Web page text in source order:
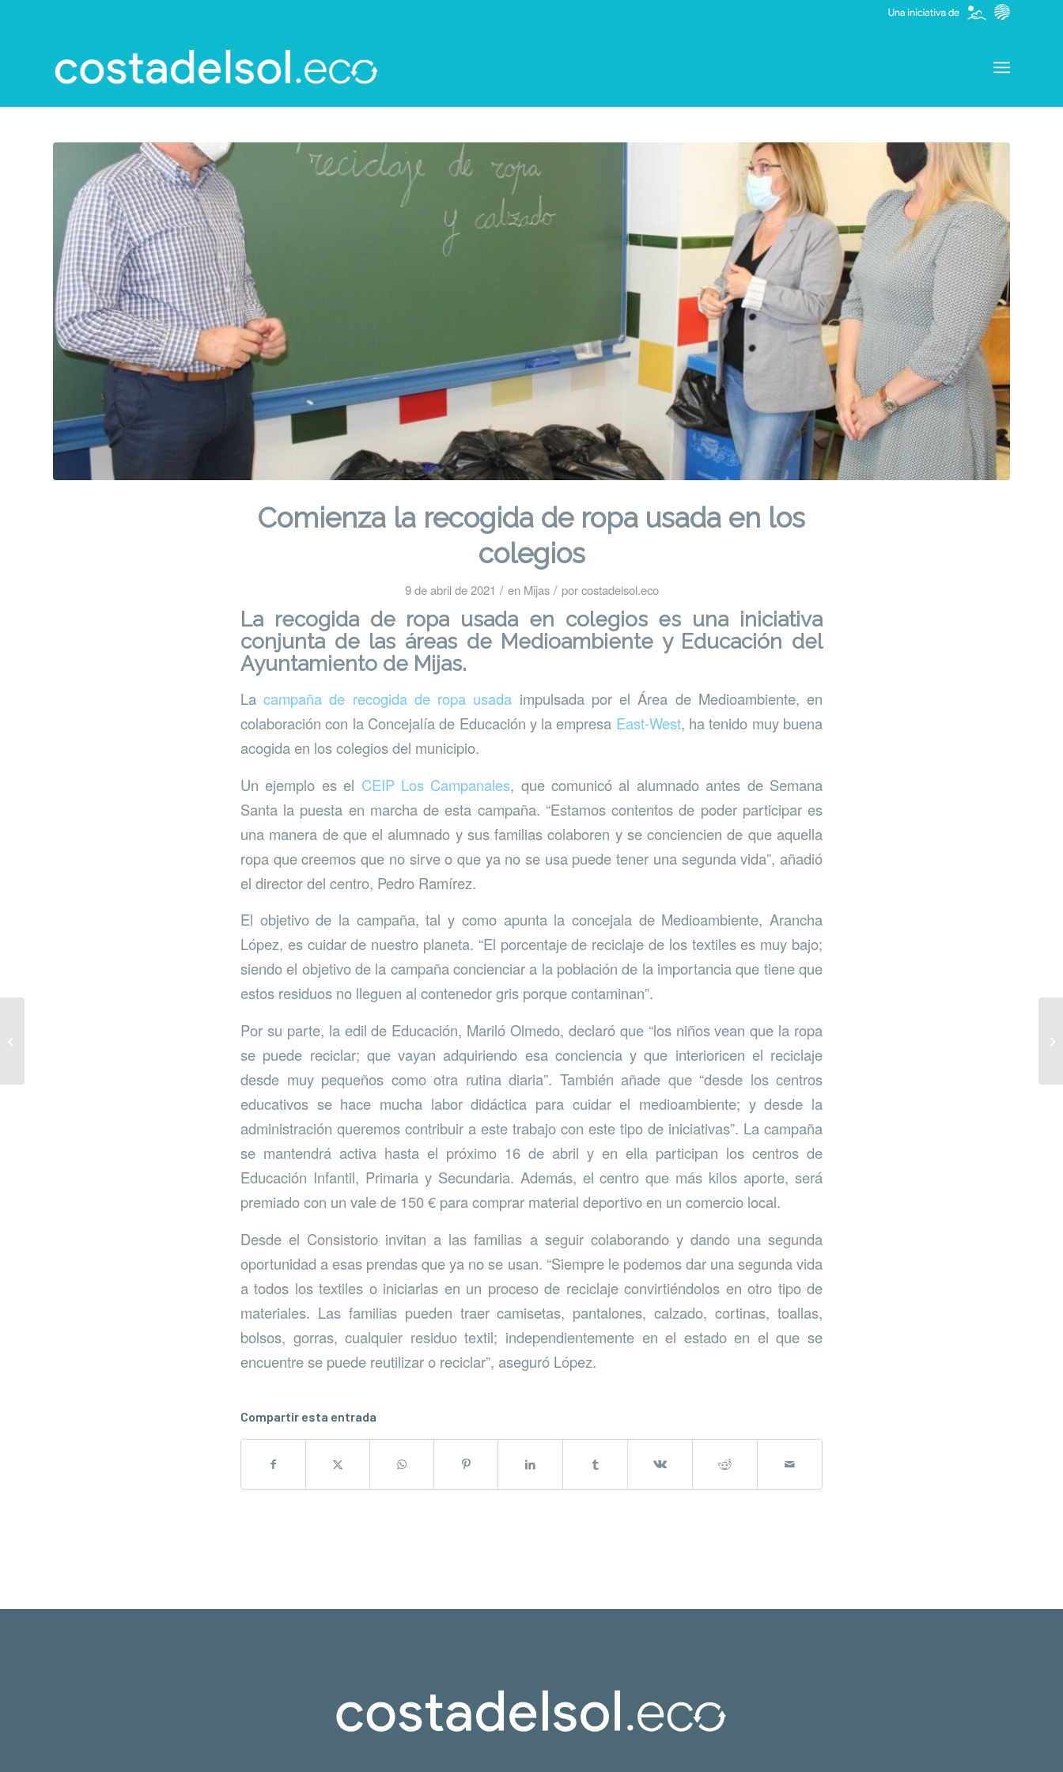
Comienza la recogida de ropa usada en los
colegios
9 de abril de 2021 / en Mijas / porcostadelsol.eco
La recogida de ropa usada en colegios es una iniciativa
conjunta de las áreas de Medioambiente y Educación del
Ayuntamiento de Mijas.
Lacampaña de recogida de ropa usada impulsada por el Área de Medioambiente, en
colaboración con la Concejalía de Educación y la empresa East-West, ha tenido muy buena
acogida en los colegios del municipio.
Un ejemplo es el CEIP Los Campanales, que comunicó al alumnado antes de Semana
Santa la puesta en marcha de esta campaña. “Estamos contentos de poder participar es
una manera de que el alumnado y sus familias colaboren y se conciencien de que aquella
ropa que creemos que no sirve o que ya no se usa puede tener una segunda vida”, añadió
el director del centro, Pedro Ramírez.
El objetivo de la campaña, tal y como apunta la concejala de Medioambiente, Arancha
López, es cuidar de nuestro planeta. “El porcentaje de reciclaje de los textiles es muy bajo;
siendo el objetivo de la campaña concienciar a la población de la importancia que tiene que
estos residuos no lleguen al contenedor gris porque contaminan”.
Por su parte, la edil de Educación, Mariló Olmedo, declaró que “los niños vean que la ropa
se puede reciclar; que vayan adquiriendo esa conciencia y que interioricen el reciclaje
desde muy pequeños como otra rutina diaria”. También añade que “desde los centros
educativos se hace mucha labor didáctica para cuidar el medioambiente; y desde la
administración queremos contribuir a este trabajo con este tipo de iniciativas”. La campaña
se mantendrá activa hasta el próximo 16 de abril y en ella participan los centros de
Educación Infantil, Primaria y Secundaria. Además, el centro que más kilos aporte, será
premiado con un vale de 150 € para comprar material deportivo en un comercio local.
Desde el Consistorio invitan a las familias a seguir colaborando y dando una segunda
oportunidad a esas prendas que ya no se usan. “Siempre le podemos dar una segunda vida
a todos los textiles o iniciarlas en un proceso de reciclaje convirtiéndolos en otro tipo de
materiales. Las familias pueden traer camisetas, pantalones, calzado, cortinas, toallas,
bolsos, gorras, cualquier residuo textil; independientemente en el estado en el que se
encuentre se puede reutilizar o reciclar”, aseguró López.
Compartir esta entrada